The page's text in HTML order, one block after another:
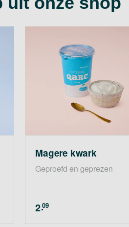
Magere kwark
Geproefd en geprezen
2.
09